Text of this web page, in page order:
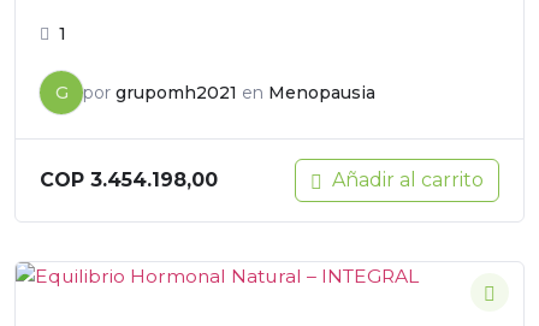
1
G por grupomh2021 en Menopausia
COP 3.454.198,00 Añadir al carrito